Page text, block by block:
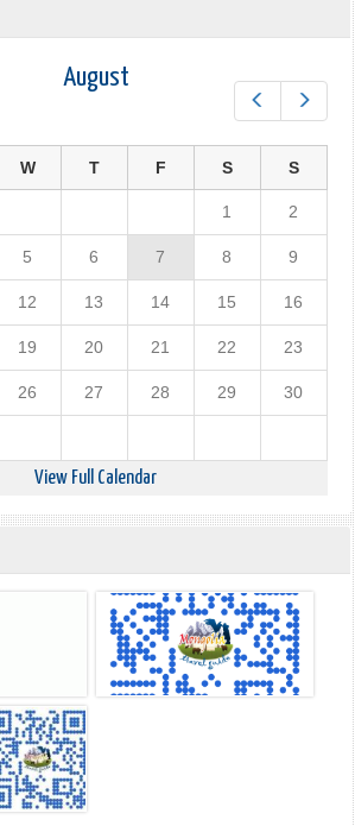
August
W T F S S
1 2
5 6 7 8 9
12 13 14 15 16
19 20 21 22 23
26 27 28 29 30
View Full Calendar